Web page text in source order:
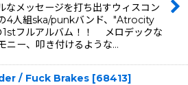
なメッセージを打ち出すウィスコン
4人組ska/punkバンド、"Atrocity
フルアルバム！！ メロデックな
ニー、叩き付けるような…
/ Fuck Brakes [68413]